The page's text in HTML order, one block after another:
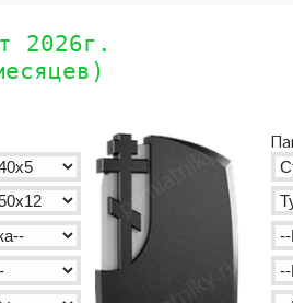
2026г.